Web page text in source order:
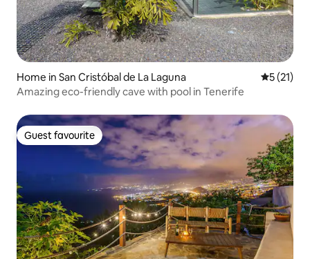
Home in San Cristóbal de La Laguna 5 out of 5
5 (21)
Amazing eco-friendly cave with pool in Tenerife
Guest favourite
Guest favourite